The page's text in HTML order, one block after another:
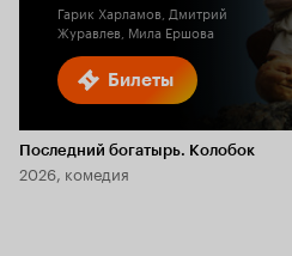
Билеты
Гарик Харламов, Дмитрий
Журавлев, Мила Ершова
Последний богатырь. Колобок
2026, комедия